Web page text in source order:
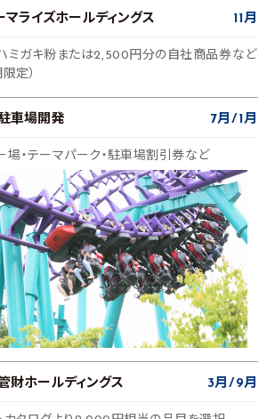
マライズホールディングス 11月
ミガキ粉または2,500円分の自社商品券など
限定）
車場開発 7月 1月
場・テーマパーク・駐車場割引券など
財ホールディングス 3月 9月